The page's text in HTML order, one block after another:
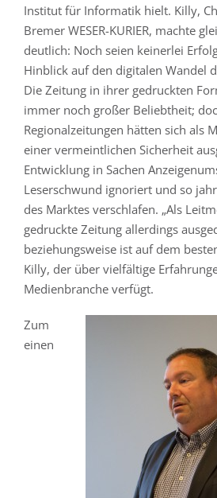
Institut für Informatik hielt. Killy,
Bremer WESER-KURIER, machte
deutlich: Noch seien keinerlei
Hinblick auf den digitalen Wandel
Die Zeitung in ihrer gedruckten
immer noch großer Beliebtheit;
Regionalzeitungen hätten sich als
einer vermeintlichen Sicherheit
Entwicklung in Sachen
Leserschwund ignoriert und so
des Marktes verschlafen. „Als
gedruckte Zeitung allerdings
beziehungsweise ist auf dem
Killy, der über vielfältige
Medienbranche verfügt.
Zum
einen